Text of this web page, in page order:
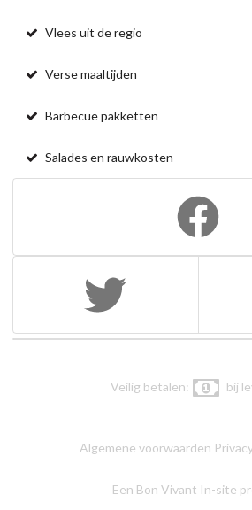
Vlees uit de regio
Verse maaltijden
Barbecue pakketten
Salades en rauwkosten
Veilig betalen: bij
Algemene voorwaarden
Een Bon Vivant In-site